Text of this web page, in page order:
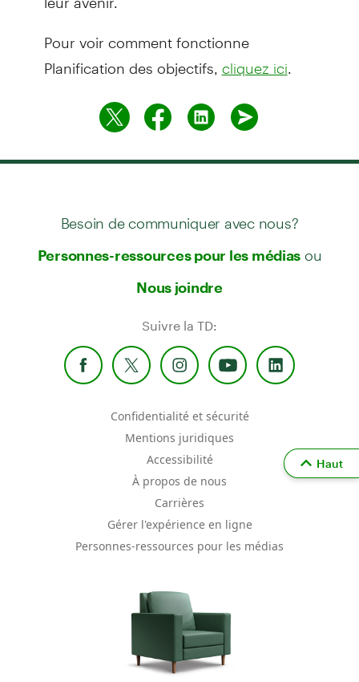
Pour voir comment fonctionne
Planification des objectifs, cliquez ici
Besoin de communiquer avec nous?
Personnes-ressources pour les médias ou
Nous joindre
Suivre la TD:
Confidentialité et sécurité
Mentions juridiques
Accessibilité
À propos de nous
Carrières
Gérer l'expérience en ligne
Personnes-ressources pour les médias
Haut